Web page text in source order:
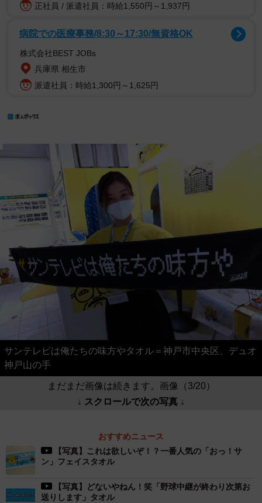
正社員 / 派遣社員：時給1,550円～1,937円
病院での医療事務/8:30～17:30/無資格OK
株式会社BEST JOBs
兵庫県 相生市
派遣社員：時給1,300円～1,625円
サンテレビは俺たちの味方やタオル＝神戸市中央区、デュオ
神戸山の手
まだまだ画像は続きます。画像（3/20）
↓ スクロールで次の写真 ↓
おすすめニュース
【写真】これは欲しいぞ！？一番人気の「おっ！サ
ン」フェイスタオル
【写真】どないやねん！笑「野球中継が終わり次第お
送りします」タオル